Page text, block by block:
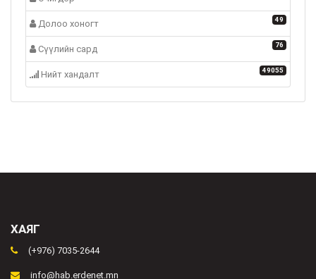
49
Долоо хоногт
76
Сүүлийн сард
49055
Нийт хандалт
ХАЯГ
(+976) 7035-2644
info@hab.erdenet.mn